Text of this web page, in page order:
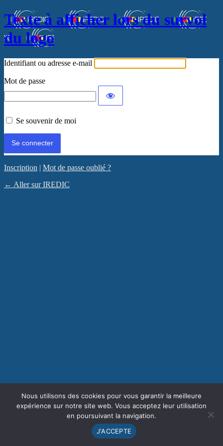
Texte à afficher lors du survol
du logo
Identifiant ou adresse e-mail
Mot de passe
Se souvenir de moi
Inscription | Mot de passe oublié ?
← Aller sur IREDIC
Nous utilisons des cookies pour vous garantir la meilleure
expérience sur notre site web. Vous acceptez leur utilisation
en poursuivant la navigation.
J'ACCEPTE